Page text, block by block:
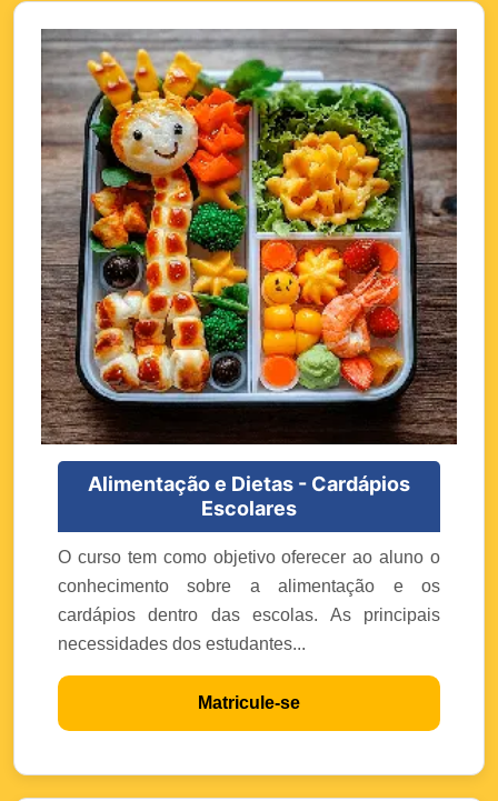
Alimentação e Dietas - Cardápios
Escolares
O curso tem como objetivo oferecer ao aluno o
conhecimento sobre a alimentação e os
cardápios dentro das escolas. As principais
necessidades dos estudantes...
Matricule-se